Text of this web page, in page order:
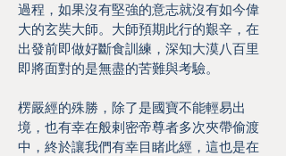
過程，如果沒有堅強的意志就沒有如今偉
大的玄奘大師。大師預期此行的艱辛，在
出發前即做好斷食訓練，深知大漠八百里
即將面對的是無盡的苦難與考驗。
楞嚴經的殊勝，除了是國寶不能輕易出
境，也有幸在般剌密帝尊者多次夾帶偷渡
中，終於讓我們有幸目睹此經，這也是在